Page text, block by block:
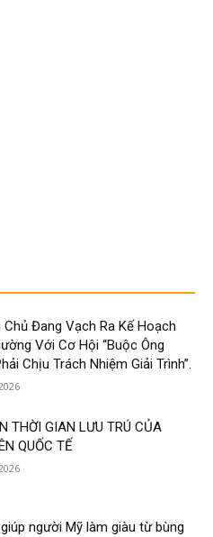
Chủ Đang Vạch Ra Kế Hoạch
Với Cơ Hội “Buộc Ông
Chịu Trách Nhiệm Giải Trình”.
THỜI GIAN LƯU TRÚ CỦA
QUỐC TẾ
người Mỹ làm giàu từ bùng